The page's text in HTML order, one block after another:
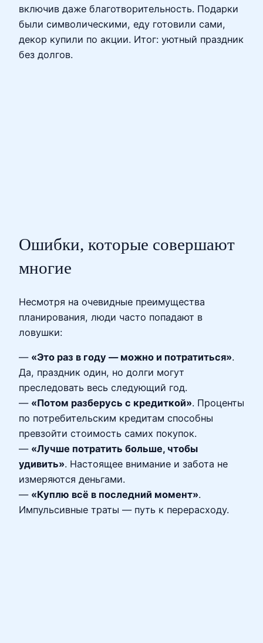
включив даже благотворительность. Подарки
были символическими, еду готовили сами,
декор купили по акции. Итог: уютный праздник
без долгов.
Ошибки, которые совершают
многие
Несмотря на очевидные преимущества
планирования, люди часто попадают в
ловушки:
— «Это раз в году — можно и потратиться».
Да, праздник один, но долги могут
преследовать весь следующий год.
— «Потом разберусь с кредиткой». Проценты
по потребительским кредитам способны
превзойти стоимость самих покупок.
— «Лучше потратить больше, чтобы
удивить». Настоящее внимание и забота не
измеряются деньгами.
— «Куплю всё в последний момент».
Импульсивные траты — путь к перерасходу.